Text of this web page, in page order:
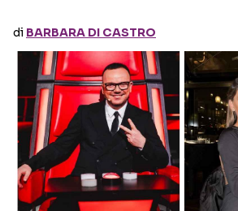
Seguici sui social
di BARBARA DI CASTRO